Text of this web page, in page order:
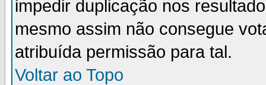
impedir duplicação nos
mesmo assim não consegue
atribuída permissão para tal.
Voltar ao Topo